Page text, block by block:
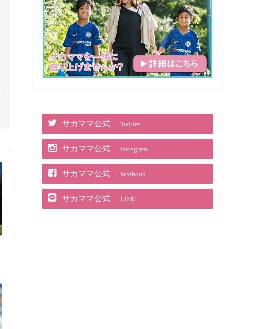
サカママ公式 Twitter
サカママ公式 instagram
サカママ公式 facebook
サカママ公式 LINE